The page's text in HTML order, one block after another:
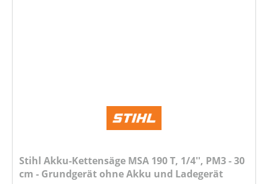
Stihl Akku-Kettensäge MSA 190 T, 1/4'', PM3 - 30
cm - Grundgerät ohne Akku und Ladegerät